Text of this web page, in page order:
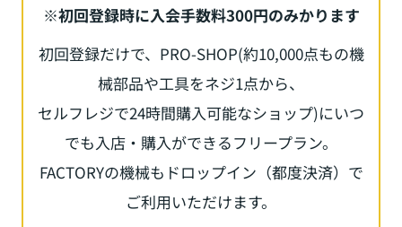
※初回登録時に入会手数料300円のみかります
初回登録だけで、PRO-SHOP(約10,000点もの機
械部品や⼯具をネジ1点から、
セルフレジで24時間購⼊可能なショップ)にいつ
でも入店・購入ができるフリープラン。
FACTORYの機械もドロップイン（都度決済）で
ご利用いただけます。